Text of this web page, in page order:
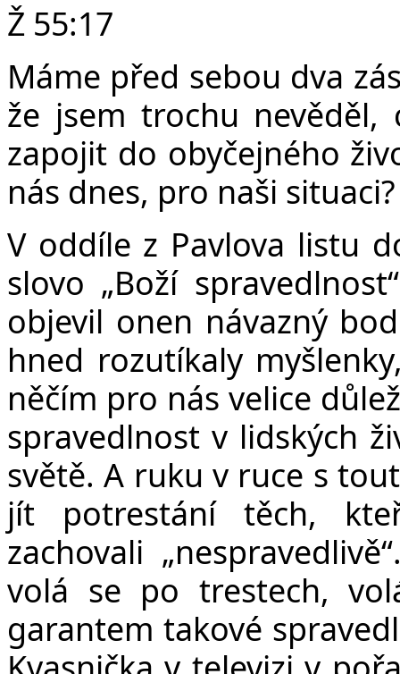
Ž 55:17
Máme před sebou dva
že jsem trochu
zapojit do obyčejného
nás dnes, pro naši situaci?
V oddíle z Pavlova listu
slovo „Boží
objevil onen návazný
hned rozutíkaly
něčím pro nás velice
spravedlnost v lidských
světě. A ruku v ruce s
jít potrestání těch,
zachovali
volá se po trestech,
garantem takové